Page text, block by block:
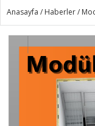
Anasayfa / Haberler/